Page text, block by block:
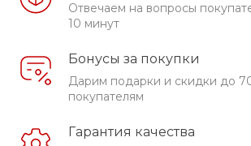
Отвечаем на вопросы
10 минут
Бонусы за покупки
Дарим подарки и скидки до
покупателям
Гарантия качества